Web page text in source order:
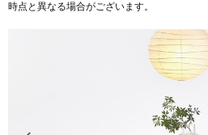
時点と異なる場合がございます。